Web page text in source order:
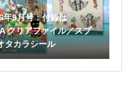
年9月号：付録は
クリアファイル／スプ
タカラシール